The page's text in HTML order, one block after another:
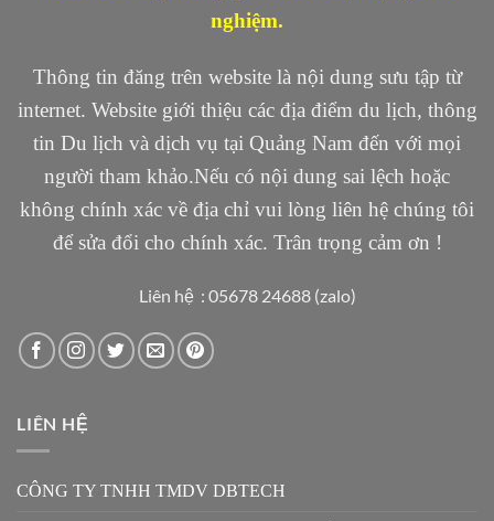
nghiệm.
Thông tin đăng trên website là nội dung sưu tập từ
internet. Website giới thiệu các địa điểm du lịch, thông
tin Du lịch và dịch vụ tại Quảng Nam đến với mọi
người tham khảo.Nếu có nội dung sai lệch hoặc
không chính xác về địa chỉ vui lòng liên hệ chúng tôi
để sửa đổi cho chính xác. Trân trọng cảm ơn !
Liên hệ : 05678 24688 (zalo)
LIÊN HỆ
CÔNG TY TNHH TMDV DBTECH